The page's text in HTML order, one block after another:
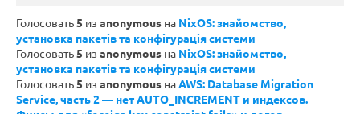
Голосовать5 из anonymous на NixOS: знайомство,
установка пакетів та конфігурація системи
Голосовать5 из anonymous на NixOS: знайомство,
установка пакетів та конфігурація системи
Голосовать5 из anonymous наAWS: Database Migration
Service, часть 2 — нет AUTO_INCREMENT и индексов.